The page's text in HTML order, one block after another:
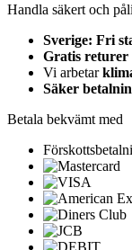
Handla säkert och
Sverige: Fri
Gratis returer
Vi arbetar
Säker
Betala bekvämt med